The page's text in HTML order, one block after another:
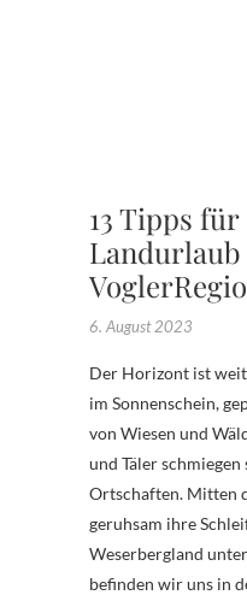
13 Tipps
6. August 2023
Der Horizont ist weit. Goldgelb leuchten Felder
im Sonnenschein,
von Wiesen und
und Täler
Ortschaften. Mitten
geruhsam ihre
Weserbergland
befinden wir uns in